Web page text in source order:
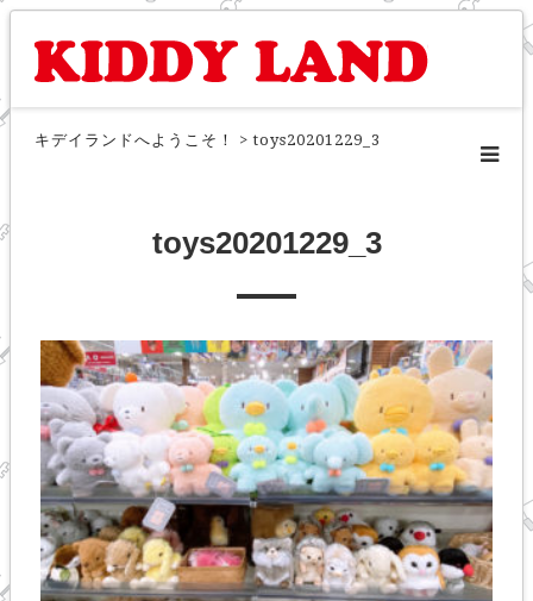
キデイランドへようこそ！ >toys20201229_3
toys20201229_3